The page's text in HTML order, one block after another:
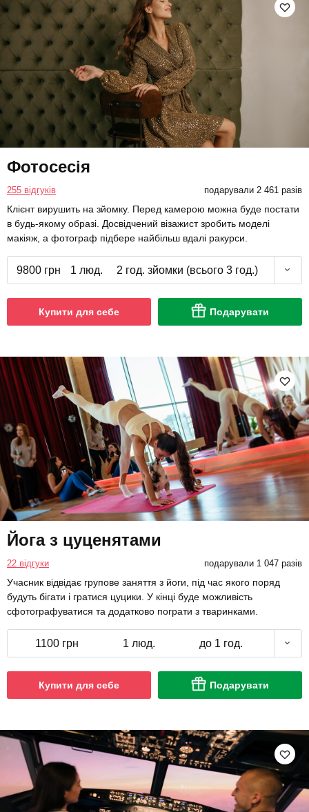
Фотосесія
255 відгуків подарували 2 461 разів
Клієнт вирушить на зйомку. Перед камерою можна буде постати
в будь-якому образі. Досвідчений візажист зробить моделі
макіяж, а фотограф підбере найбільш вдалі ракурси.
9800 грн 1 люд. 2 год. зйомки (всього 3 год.)
Купити для себе Подарувати
Йога з цуценятами
22 відгуки подарували 1 047 разів
Учасник відвідає групове заняття з йоги, під час якого поряд
будуть бігати і гратися цуцики. У кінці буде можливість
сфотографуватися та додатково пограти з тваринками.
1100 грн 1 люд. до 1 год.
Купити для себе Подарувати